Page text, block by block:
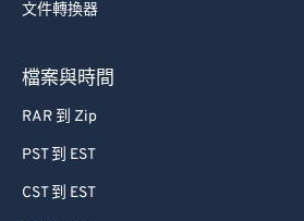
文件轉換器
檔案與時間
RAR 到 Zip
PST 到 EST
CST 到 EST